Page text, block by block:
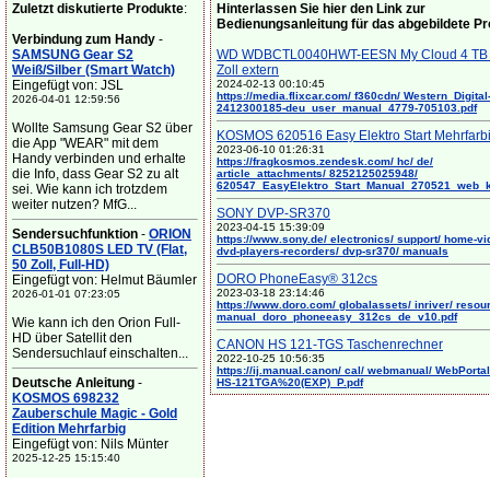
Zuletzt diskutierte Produkte:
Verbindung zum Handy -
SAMSUNG Gear S2
Weiß/Silber (Smart Watch)
Eingefügt von: JSL
2026-04-01 12:59:56
Wollte Samsung Gear S2 über
die App "WEAR" mit dem
Handy verbinden und erhalte
die Info, dass Gear S2 zu alt
sei. Wie kann ich trotzdem
weiter nutzen? MfG...
Sendersuchfunktion - ORION
CLB50B1080S LED TV (Flat,
50 Zoll, Full-HD)
Eingefügt von: Helmut Bäumler
2026-01-01 07:23:05
Wie kann ich den Orion Full-
HD über Satellit den
Sendersuchlauf einschalten...
Deutsche Anleitung -
KOSMOS 698232
Zauberschule Magic - Gold
Edition Mehrfarbig
Eingefügt von: Nils Münter
2025-12-25 15:15:40
Hinterlassen Sie hier den Link zur
Bedienungsanleitung für das abgebildete
WD WDBCTL0040HWT-EESN My Cloud 4
Zoll extern
2024-02-13 00:10:45
https://media.flixcar.com/ f360cdn/ Western_Digital-
2412300185-deu_user_manual_4779-705103.pdf
KOSMOS 620516 Easy Elektro Start
2023-06-10 01:26:31
https://fragkosmos.zendesk.com/ hc/ de/
article_attachments/ 8252125025948/
SONY DVP-SR370
2023-04-15 15:39:09
https://www.sony.de/ electronics/ support/ home-
dvd-players-recorders/ dvp-sr370/ manuals
DORO PhoneEasy® 312cs
2023-03-18 23:14:46
https://www.doro.com/ globalassets/ inriver/
manual_doro_phoneeasy_312cs_de_v10.pdf
CANON HS 121-TGS Taschenrechner
2022-10-25 10:56:35
https://ij.manual.canon/ cal/ webmanual/
HS-121TGA%20(EXP)_P.pdf